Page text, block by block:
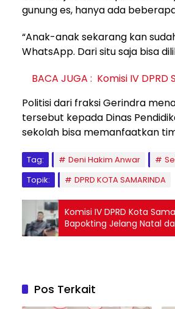
gunung es, hanya ada
“Anak-anak sekarang kan
WhatsApp. Dari situ saja bisa
BACA JUGA : Komisi IV
Politisi dari fraksi Gerindra
tersebut kepada Dinas
sekolah bisa memanfaatkan
Tag: Deni Hakim Anwar
Topik:
DPRD KOTA SAMARINDA
Komisi IV DPRD Kota
Bapokting Jelang Natal
Pos Terkait